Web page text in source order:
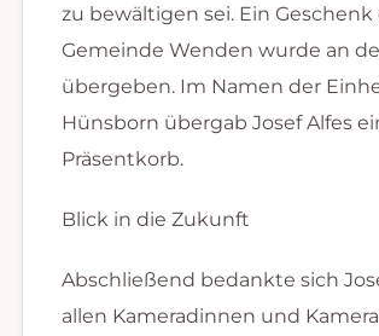
zu bewältigen sei. Ein Geschenk
Gemeinde Wenden wurde an
übergeben. Im Namen der
Hünsborn übergab Josef Alfes
Präsentkorb.
Blick in die Zukunft
Abschließend bedankte sich
allen Kameradinnen und